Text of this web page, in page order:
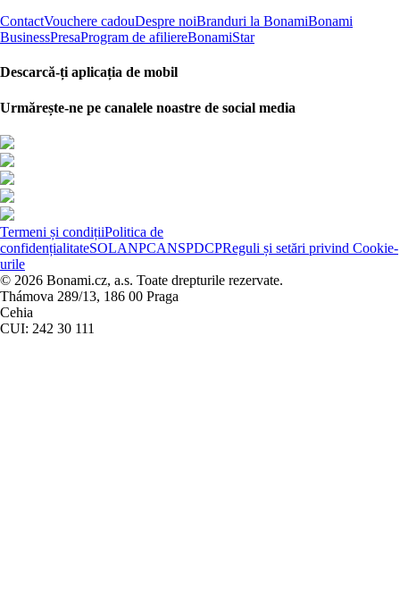
ContactVouchere cadouDespre noiBranduri la BonamiBonami
BusinessPresaProgram de afiliereBonamiStar
Descarcă-ți aplicația de mobil
Urmărește-ne pe canalele noastre de social media
Termeni și condițiiPolitica de
confidențialitateSOLANPCANSPDCPReguli și setări privind Cookie-
urile
© 2026 Bonami.cz, a.s. Toate drepturile rezervate.
Thámova 289/13, 186 00 Praga
Cehia
CUI: 242 30 111